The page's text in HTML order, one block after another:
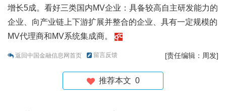
增长5成。看好三类国内MV企业：具备较高自主研发能力的
企业、向产业链上下游扩展并整合的企业、具有一定规模的
MV代理商和MV系统集成商。
返回中国金融信息网首页 留言反馈 [责任编辑：周发]
推荐本文 0